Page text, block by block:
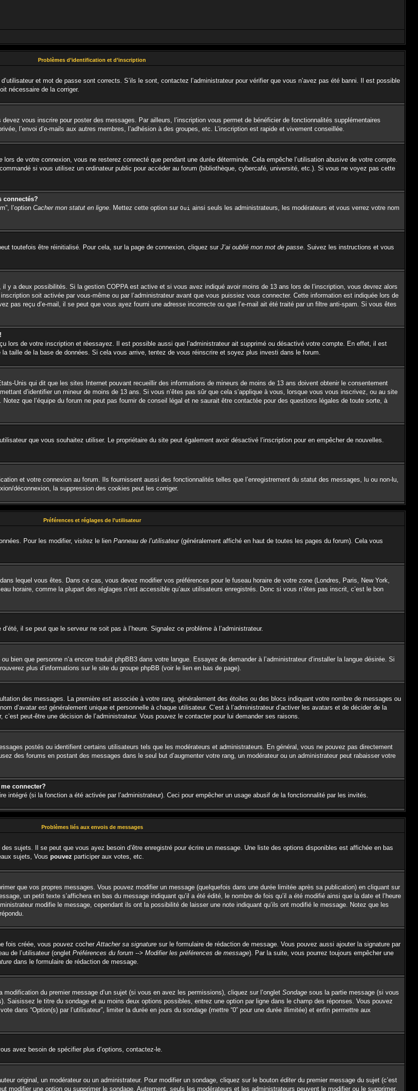
Problèmes d’identification et d’inscription
et mot de passe sont corrects. S’ils le sont, contactez l’administrateur pour vérifier que vous n’avez pas été banni. Il est possible
nécessaire de la corriger.
vous inscrire pour poster des messages. Par ailleurs, l’inscription vous permet de bénéficier de fonctionnalités supplémentaires
l’envoi d’e-mails aux autres membres, l’adhésion à des groupes, etc. L’inscription est rapide et vivement conseillée.
lors de votre connexion, vous ne resterez connecté que pendant une durée déterminée. Cela empêche l’utilisation abusive de votre compte.
si vous utilisez un ordinateur public pour accéder au forum (bibliothèque, cybercafé, université, etc.). Si vous ne voyez pas cette
connectés?
l’option Cacher mon statut en ligne. Mettez cette option sur Oui ainsi seuls les administrateurs, les modérateurs et vous verrez votre nom
toutefois être réinitialisé. Pour cela, sur la page de connexion, cliquez sur J’ai oublié mon mot de passe. Suivez les instructions et vous
y a deux possibilités. Si la gestion COPPA est active et si vous avez indiqué avoir moins de 13 ans lors de l’inscription, vous devrez alors
soit activée par vous-même ou par l’administrateur avant que vous puissiez vous connecter. Cette information est indiquée lors de
pas reçu d’e-mail, il se peut que vous ayez fourni une adresse incorrecte ou que l’e-mail ait été traité par un filtre anti-spam. Si vous êtes
lors de votre inscription et réessayez. Il est possible aussi que l’administrateur ait supprimé ou désactivé votre compte. En effet, il est
taille de la base de données. Si cela vous arrive, tentez de vous réinscrire et soyez plus investi dans le forum.
Unis qui dit que les sites Internet pouvant recueillir des informations de mineurs de moins de 13 ans doivent obtenir le consentement
d’identifier un mineur de moins de 13 ans. Si vous n’êtes pas sûr que cela s’applique à vous, lorsque vous vous inscrivez, ou au site
que l’équipe du forum ne peut pas fournir de conseil légal et ne saurait être contactée pour des questions légales de toute sorte, à
que vous souhaitez utiliser. Le propriétaire du site peut également avoir désactivé l’inscription pour en empêcher de nouvelles.
et votre connexion au forum. Ils fournissent aussi des fonctionnalités telles que l’enregistrement du statut des messages, lu ou non-lu,
déconnexion, la suppression des cookies peut les corriger.
Préférences et réglages de l’utilisateur
Pour les modifier, visitez le lien Panneau de l’utilisateur(généralement affiché en haut de toutes les pages du forum). Cela vous
lequel vous êtes. Dans ce cas, vous devez modifier vos préférences pour le fuseau horaire de votre zone (Londres, Paris, New York,
horaire, comme la plupart des réglages n’est accessible qu’aux utilisateurs enregistrés. Donc si vous n’êtes pas inscrit, c’est le bon
il se peut que le serveur ne soit pas à l’heure. Signalez ce problème à l’administrateur.
bien que personne n’a encore traduit phpBB3 dans votre langue. Essayez de demander à l’administrateur d’installer la langue désirée. Si
plus d’informations sur le site du groupe phpBB (voir le lien en bas de page).
des messages. La première est associée à votre rang, généralement des étoiles ou des blocs indiquant votre nombre de messages ou
d’avatar est généralement unique et personnelle à chaque utilisateur. C’est à l’administrateur d’activer les avatars et de décider de la
peut-être une décision de l’administrateur. Vous pouvez le contacter pour lui demander ses raisons.
postés ou identifient certains utilisateurs tels que les modérateurs et administrateurs. En général, vous ne pouvez pas directement
des forums en postant des messages dans le seul but d’augmenter votre rang, un modérateur ou un administrateur peut rabaisser votre
connecter?
intégré (si la fonction a été activée par l’administrateur). Ceci pour empêcher un usage abusif de la fonctionnalité par les invités.
Problèmes liés aux envois de messages
sujets. Il se peut que vous ayez besoin d’être enregistré pour écrire un message. Une liste des options disponibles est affichée en bas
sujets, Vous pouvez participer aux votes, etc.
que vos propres messages. Vous pouvez modifier un message (quelquefois dans une durée limitée après sa publication) en cliquant sur
un petit texte s’affichera en bas du message indiquant qu’il a été édité, le nombre de fois qu’il a été modifié ainsi que la date et l’heure
modifie le message, cependant ils ont la possibilité de laisser une note indiquant qu’ils ont modifié le message. Notez que les
fois créée, vous pouvez cocherAttacher sa signature sur le formulaire de rédaction de message. Vous pouvez aussi ajouter la signature par
de l’utilisateur (onglet Préférences du forum --> Modifier les préférences de message). Par la suite, vous pourrez toujours empêcher une
dans le formulaire de rédaction de message.
du premier message d’un sujet (si vous en avez les permissions), cliquez sur l’onglet Sondage sous la partie message (si vous
Saisissez le titre du sondage et au moins deux options possibles, entrez une option par ligne dans le champ des réponses. Vous pouvez
dans “Option(s) par l’utilisateur”, limiter la durée en jours du sondage (mettre “0” pour une durée illimitée) et enfin permettre aux
avez besoin de spécifier plus d’options, contactez-le.
original, un modérateur ou un administrateur. Pour modifier un sondage, cliquez sur le bouton éditerdu premier message du sujet (c’est
modifier une option ou supprimer le sondage. Autrement, seuls les modérateurs et les administrateurs peuvent le modifier ou le supprimer.